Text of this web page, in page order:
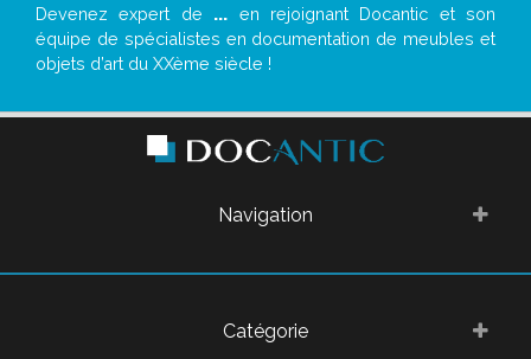
Devenez expert de ... en rejoignant Docantic et son
équipe de spécialistes en documentation de meubles et
objets d’art du XXème siècle !
Navigation
Catégorie